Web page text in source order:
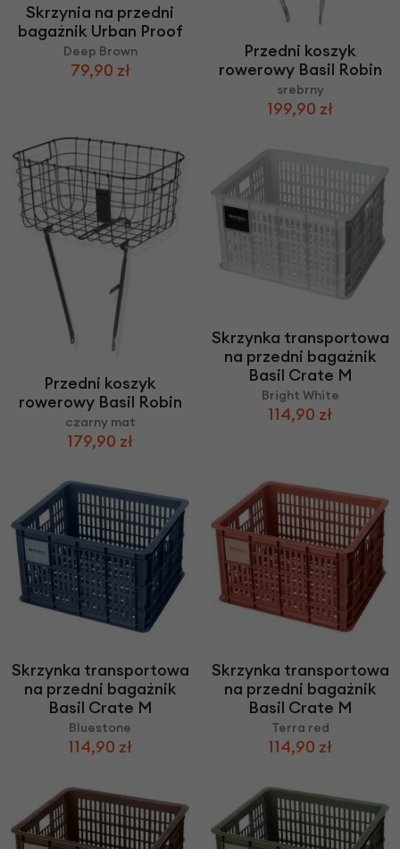
Skrzynia na przedni
bagażnik Urban Proof
Deep Brown
79,90 zł
Przedni koszyk
rowerowy Basil Robin
srebrny
199,90 zł
Przedni koszyk
rowerowy Basil Robin
czarny mat
179,90 zł
Skrzynka transportowa
na przedni bagażnik
Basil Crate M
Bright White
114,90 zł
Skrzynka transportowa
na przedni bagażnik
Basil Crate M
Bluestone
114,90 zł
Skrzynka transportowa
na przedni bagażnik
Basil Crate M
Terra red
114,90 zł